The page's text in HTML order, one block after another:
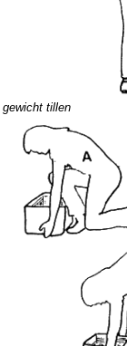
gewicht tillen